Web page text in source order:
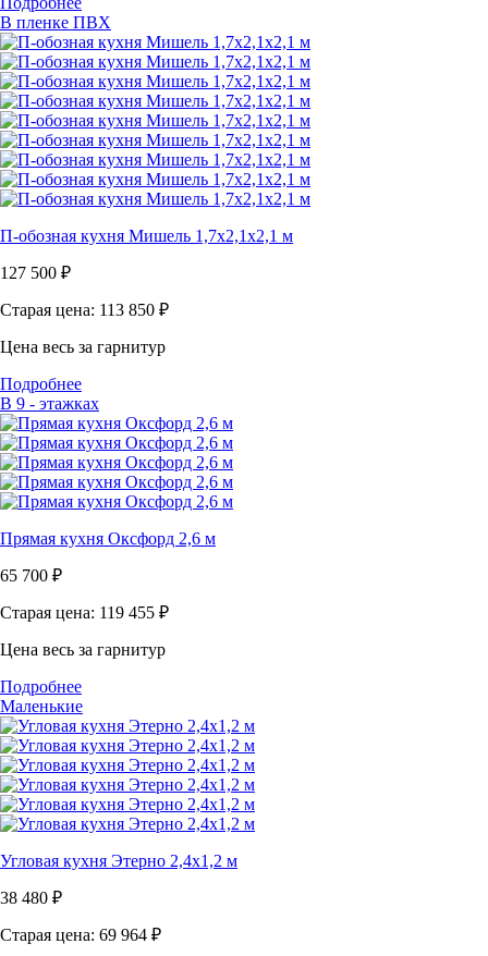
В пленке ПВХ
П-обозная кухня Мишель 1,7х2,1х2,1 м
127 500 ₽
Старая цена: 113 850 ₽
Цена весь за гарнитур
Подробнее
В 9 - этажках
Прямая кухня Оксфорд 2,6 м
65 700 ₽
Старая цена: 119 455 ₽
Цена весь за гарнитур
Подробнее
Маленькие
Угловая кухня Этерно 2,4х1,2 м
38 480 ₽
Старая цена: 69 964 ₽